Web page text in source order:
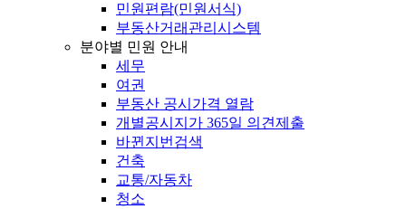
민원편람(민원서식)
부동산거래관리시스템
분야별 민원 안내
세무
여권
부동산 공시가격 열람
개별공시지가 365일 의견제출
바뀐지번검색
건축
교통/자동차
청소